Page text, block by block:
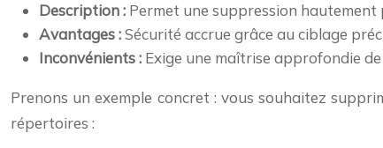
Description : Permet une suppression hautement
Avantages :Sécurité accrue grâce au ciblage
Inconvénients : Exige une maîtrise approfondie
Prenons un exemple concret : vous souhaitez
répertoires :